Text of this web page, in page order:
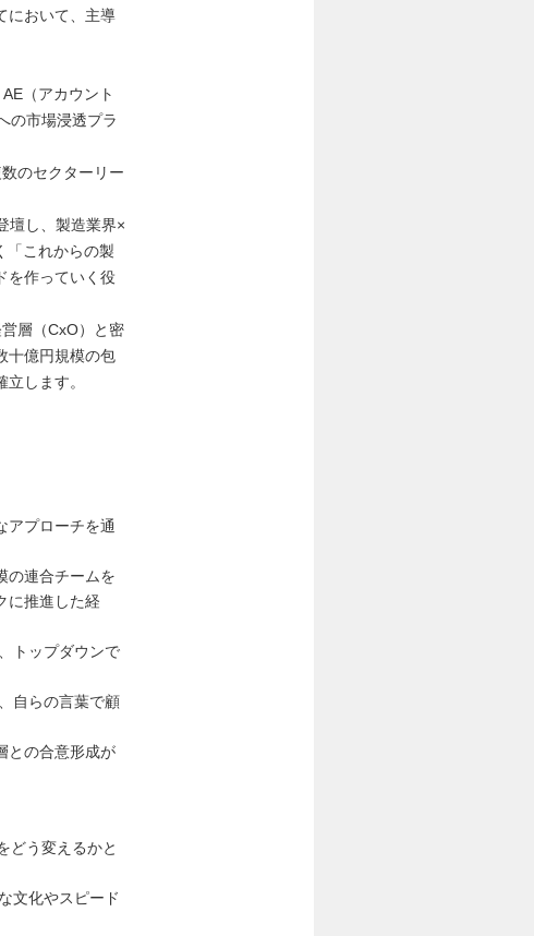
において、主導
（アカウント
の市場浸透プラ
のセクターリー
壇し、製造業界×
「これからの製
を作っていく役
層（CxO）と密
十億円規模の包
します。
アプローチを通
の連合チームを
に推進した経
トップダウンで
自らの言葉で顧
との合意形成が
どう変えるかと
文化やスピード